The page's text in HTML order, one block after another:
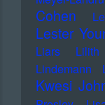
Cohen
Lester
Liars
Lilith
Lindemann
Kwesi